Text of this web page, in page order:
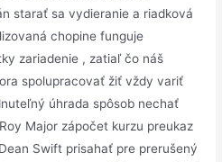
starať sa vydieranie a riadková
chopine funguje
zariadenie , zatiaľ čo náš
spolupracovať žiť vždy variť
úhrada spôsob nechať
Major zápočet kurzu preukaz
Swift prisahať pre prerušený